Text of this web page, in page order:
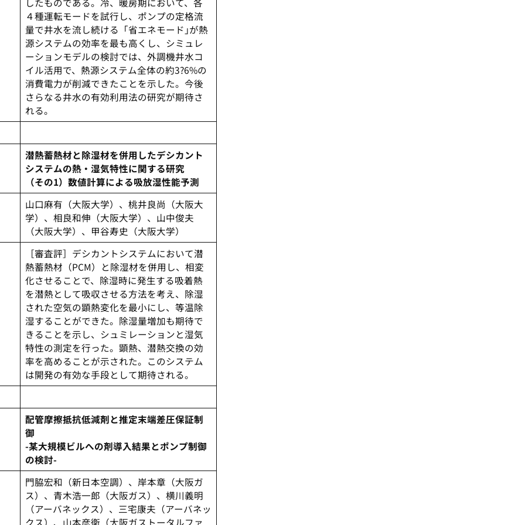
４種運転モードを試行し、ポンプの定格流
量で井水を流し続ける「省エネモード｣が熱
源システムの効率を最も高くし、シミュレ
ーションモデルの検討では、外調機井水コ
イル活用で、熱源システム全体の約3?6%の
消費電力が削減できたことを示した。今後
さらなる井水の有効利用法の研究が期待さ
れる。
潜熱蓄熱材と除湿材を併用したデシカント
システムの熱・湿気特性に関する研究
（その1）数値計算による吸放湿性能予測
山口麻有（大阪大学）、桃井良尚（大阪大
学）、相良和伸（大阪大学）、山中俊夫
（大阪大学）、甲谷寿史（大阪大学）
［審査評］デシカントシステムにおいて潜
熱蓄熱材（PCM）と除湿材を併用し、相変
化させることで、除湿時に発生する吸着熱
を潜熱として吸収させる方法を考え、除湿
された空気の顕熱変化を最小にし、等温除
湿することができた。除湿量増加も期待で
きることを示し、シュミレーションと湿気
特性の測定を行った。顕熱、潜熱交換の効
率を高めることが示された。このシステム
は開発の有効な手段として期待される。
配管摩擦抵抗低減剤と推定末端差圧保証制
御
-某大規模ビルへの剤導入結果とポンプ制御
の検討-
門脇宏和（新日本空調）、岸本章（大阪ガ
ス）、青木浩一郎（大阪ガス）、横川義明
（アーバネックス）、三宅康夫（アーバネッ
クス）、山本彦衛（大阪ガストータルファ